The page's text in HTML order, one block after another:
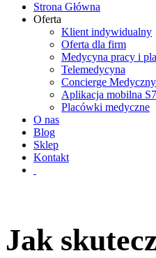
Strona Główna
Oferta
Klient indywidualny
Oferta dla firm
Medycyna pracy i
Telemedycyna
Concierge Medyczny
Aplikacja mobilna
Placówki medyczne
O nas
Blog
Sklep
Kontakt
Jak